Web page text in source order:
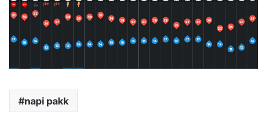
napi pakk